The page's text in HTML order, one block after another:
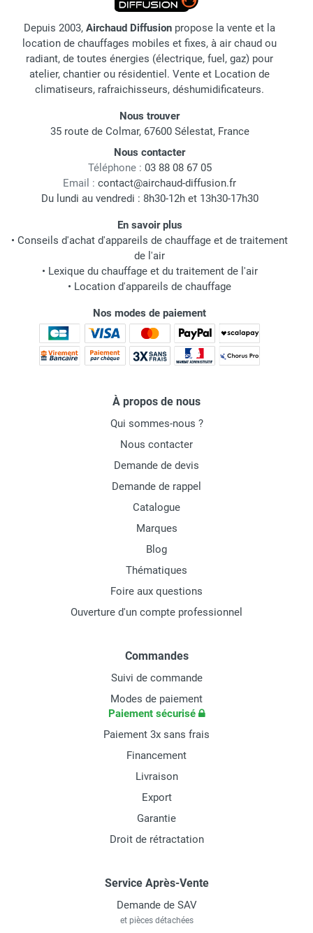
Depuis 2003, Airchaud Diffusion propose la vente et la
location de chauffages mobiles et fixes, à air chaud ou
radiant, de toutes énergies (électrique, fuel, gaz) pour
atelier, chantier ou résidentiel. Vente et Location de
climatiseurs, rafraichisseurs, déshumidificateurs.
Nous trouver
35 route de Colmar, 67600 Sélestat, France
Nous contacter
Téléphone : 03 88 08 67 05
Email : contact@airchaud-diffusion.fr
Du lundi au vendredi : 8h30-12h et 13h30-17h30
En savoir plus
• Conseils d'achat d'appareils de chauffage et de traitement
de l'air
• Lexique du chauffage et du traitement de l'air
• Location d'appareils de chauffage
Nos modes de paiement
À propos de nous
Qui sommes-nous ?
Nous contacter
Demande de devis
Demande de rappel
Catalogue
Marques
Blog
Thématiques
Foire aux questions
Ouverture d'un compte professionnel
Commandes
Suivi de commande
Modes de paiement
Paiement sécurisé
Paiement 3x sans frais
Financement
Livraison
Export
Garantie
Droit de rétractation
Service Après-Vente
Demande de SAV
et pièces détachées